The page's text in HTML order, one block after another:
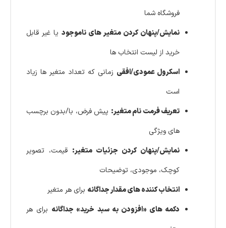
فروشگاه شما
نمایش/پنهان کردن متغیر های ناموجود یا غیر قابل
خرید از لیست انتخاب ها
اسکرول عمودی/افقی زمانی که تعداد متغیر ها زیاد
است
تعریف فرمت نام متغیر: پیش فرض، با/بدون برچسب
های ویژگی
نمایش/پنهان کردن جزئیات متغیر: قیمت، تصویر
کوچک، موجودی، توضیحات
انتخاب کننده های مقدار جداگانه برای هر متغیر
دکمه های «افزودن به سبد خرید» جداگانه برای هر